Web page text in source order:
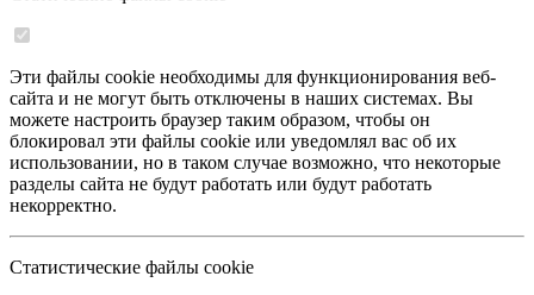
Эти файлы cookie необходимы для функционирования веб-
сайта и не могут быть отключены в наших системах. Вы
можете настроить браузер таким образом, чтобы он
блокировал эти файлы cookie или уведомлял вас об их
использовании, но в таком случае возможно, что некоторые
разделы сайта не будут работать или будут работать
некорректно.
Статистические файлы cookie